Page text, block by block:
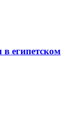
египетском